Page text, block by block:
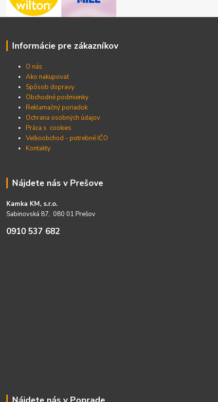
Informácie pre zákazníkov
O nás
Ako nakupovať
Spôsob dopravy
Obchodné podmienky
Reklamačný poriadok
Ochrana osobných údajov
Práca s cookies
Veľkoobchod - potrebné IČO
Kontakty
Nájdete nás v Prešove
Kamka KM, s.r.o.
Sabinovská 87, 080 01 Prešov
0910 537 682